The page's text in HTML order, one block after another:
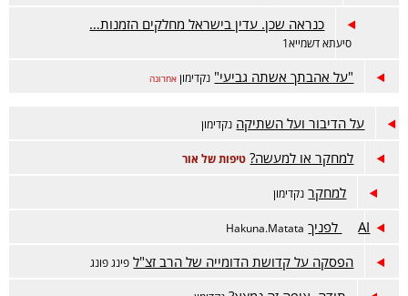
כנראה שכן. עדין בישראל מחלקים הזמנות…
סיעתא דשמייא1
"על אהבתך אשתה גביעי" נקדימון אחרונה
על הדיבור ועל השתיקה נקדימון
למחקר או למעשה? טיפות של אור
למחקר נקדימון
AI לפניך Hakuna.Matata
הפסקה על קדושת הדומייה של הרב זצ"ל פינג פונג